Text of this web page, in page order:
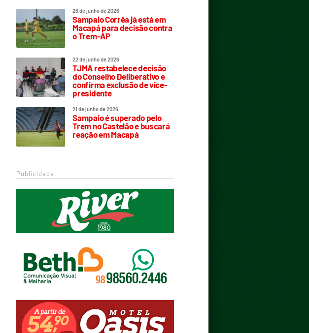
26 de junho de 2026
Sampaio Corrêa já está em
Macapá para decisão contra
o Trem-AP
22 de junho de 2026
TJMA restabelece decisão
do Conselho Deliberativo e
confirma exclusão de vice-
presidente
21 de junho de 2026
Sampaio é superado pelo
Trem no Castelão e buscará
reação em Macapá
Publicidade